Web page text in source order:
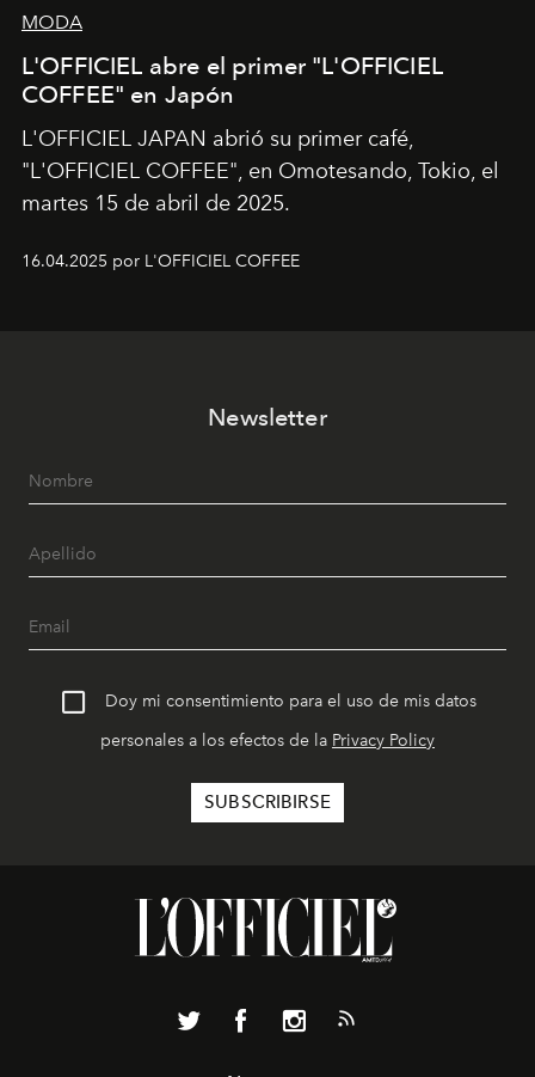
MODA
L'OFFICIEL abre el primer "L'OFFICIEL
COFFEE" en Japón
L'OFFICIEL JAPAN abrió su primer café,
"L'OFFICIEL COFFEE", en Omotesando, Tokio, el
martes 15 de abril de 2025.
16.04.2025 por L'OFFICIEL COFFEE
Newsletter
Doy mi consentimiento para el uso de mis datos
personales a los efectos de la Privacy Policy